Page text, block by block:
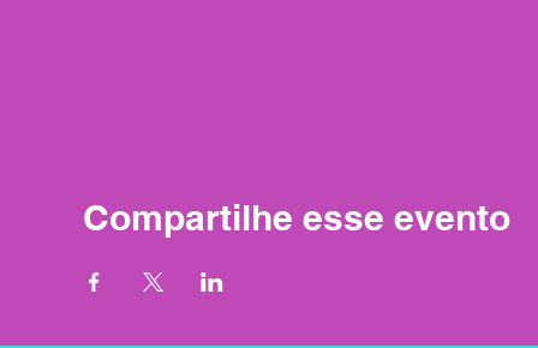
Compartilhe esse evento